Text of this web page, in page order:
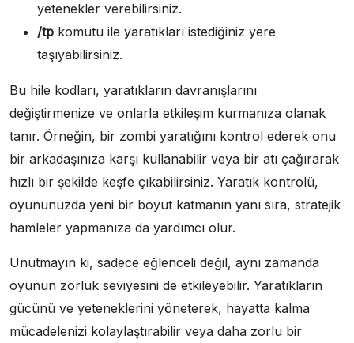
yetenekler verebilirsiniz.
/tp komutu ile yaratıkları istediğiniz yere
taşıyabilirsiniz.
Bu hile kodları, yaratıkların davranışlarını
değiştirmenize ve onlarla etkileşim kurmanıza olanak
tanır. Örneğin, bir zombi yaratığını kontrol ederek onu
bir arkadaşınıza karşı kullanabilir veya bir atı çağırarak
hızlı bir şekilde keşfe çıkabilirsiniz. Yaratık kontrolü,
oyununuzda yeni bir boyut katmanın yanı sıra, stratejik
hamleler yapmanıza da yardımcı olur.
Unutmayın ki, sadece eğlenceli değil, aynı zamanda
oyunun zorluk seviyesini de etkileyebilir. Yaratıkların
gücünü ve yeteneklerini yöneterek, hayatta kalma
mücadelenizi kolaylaştırabilir veya daha zorlu bir